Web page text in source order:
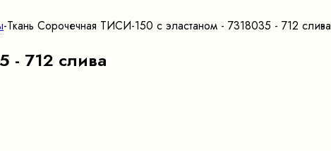
-Ткань Сорочечная ТИСИ-150 с эластаном - 7318035 - 712 слива
- 712 слива